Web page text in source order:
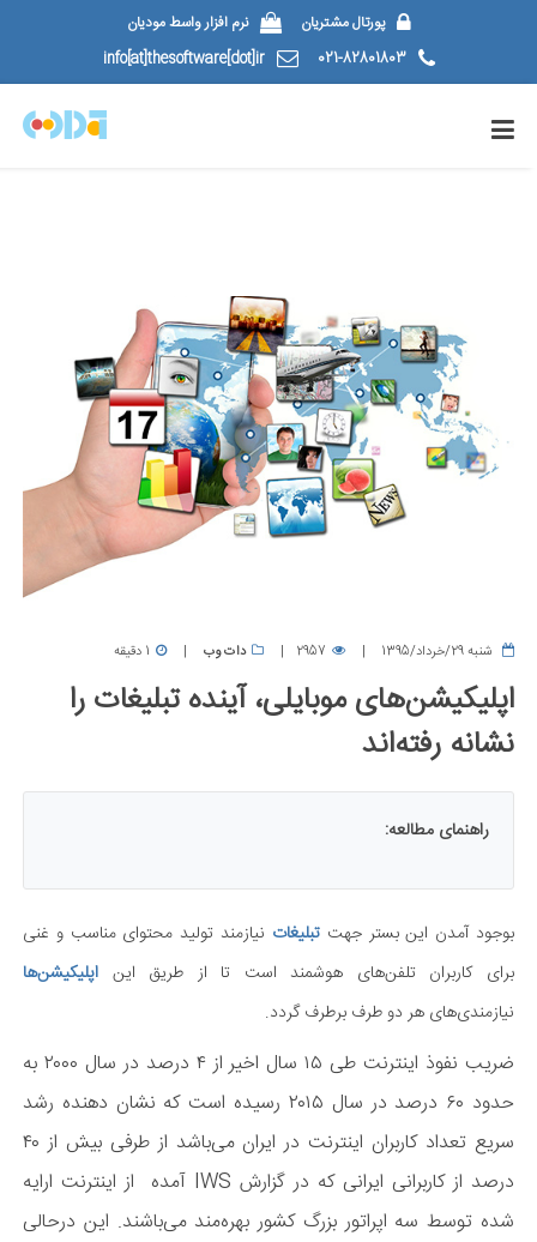
پورتال مشتریان
نرم افزار واسط مودیان
021-82801803
info[at]thesoftware[dot]ir
شنبه 29/خرداد/1395 2957 دات وب 1 دقیقه
اپلیکیشن‌های موبایلی، آینده تبلیغات را
نشانه رفته‌اند
راهنمای مطالعه:
بوجود آمدن این بستر جهت تبلیغات نیازمند تولید محتوای مناسب و غنی
برای کاربران تلفن‌های هوشمند است تا از طریق این اپلیکیشن‌ها
نیازمندی‌های هر دو طرف برطرف گردد.
ضریب نفوذ اینترنت طی ۱۵ سال اخیر از ۴ درصد در سال ۲۰۰۰ به
حدود ۶۰ درصد در سال ۲۰۱۵ رسیده است که نشان دهنده رشد
سریع تعداد کاربران اینترنت در ایران می‌باشد از طرفی بیش از ۴۰
درصد از کاربرانی ایرانی که در گزارش IWS آمده از اینترنت ارایه
شده توسط سه اپراتور بزرگ کشور بهره‌مند می‌باشند. این درحالی